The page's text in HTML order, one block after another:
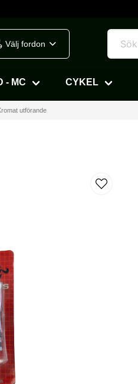
Välj fordon
- MC CYKEL
utförande